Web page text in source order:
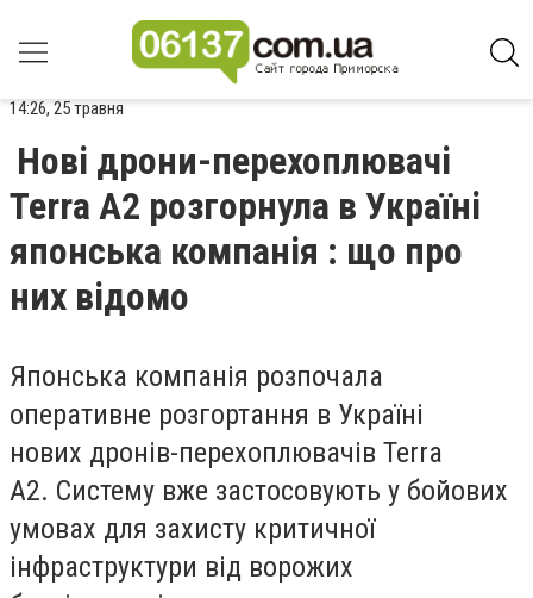
14:26, 25 травня
Нові дрони-перехоплювачі
Terra A2 розгорнула в Україні
японська компанія : що про
них відомо
Японська компанія розпочала
оперативне розгортання в Україні
нових дронів-перехоплювачів Terra
A2. Систему вже застосовують у бойових
умовах для захисту критичної
інфраструктури від ворожих